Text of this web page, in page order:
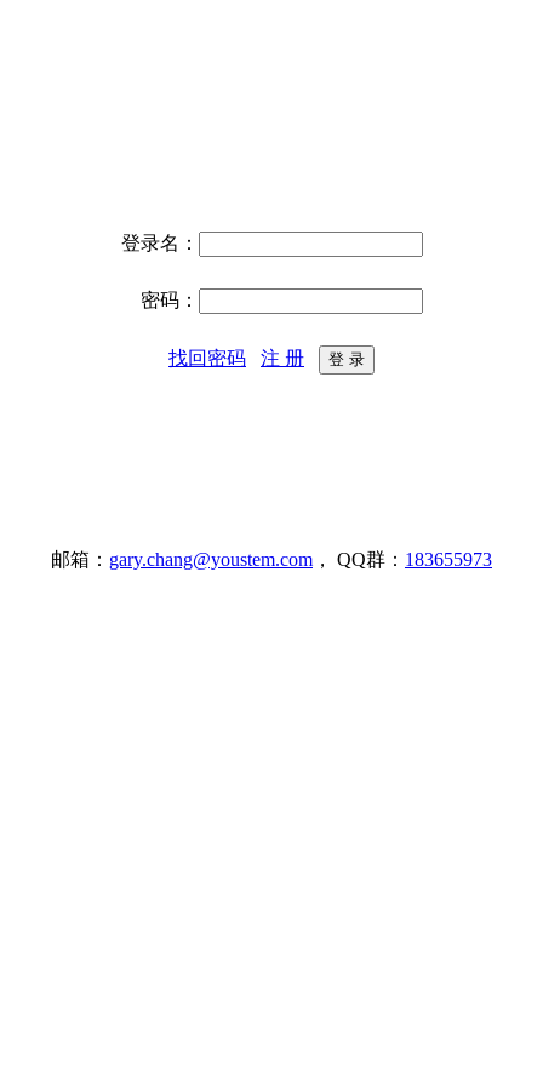
登录名：
密码：
找回密码 注 册
邮箱： gary.chang@youstem.com ， QQ群： 183655973